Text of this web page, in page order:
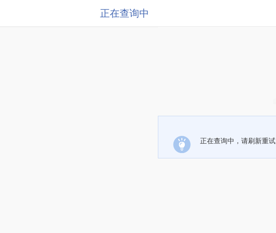
正在查询中
正在查询中，请刷新重试